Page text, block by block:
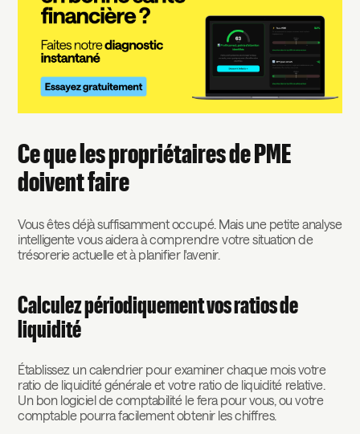
Ce que les propriétaires de PME
doivent faire
Vous êtes déjà suffisamment occupé. Mais une petite analyse
intelligente vous aidera à comprendre votre situation de
trésorerie actuelle et à planifier l'avenir.
Calculez périodiquement vos ratios de
liquidité
Établissez un calendrier pour examiner chaque mois votre
ratio de liquidité générale et votre ratio de liquidité relative.
Un bon logiciel de comptabilité le fera pour vous, ou votre
comptable pourra facilement obtenir les chiffres.